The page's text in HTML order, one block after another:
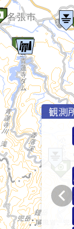
観測
chevron_left